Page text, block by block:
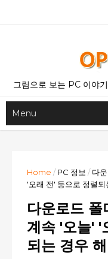
그림으로 보는 PC 이야기
Home / PC 정보 / 다
'오래 전' 등으로 정렬되
다운로드 폴
계속 '오늘' '
되는 경우